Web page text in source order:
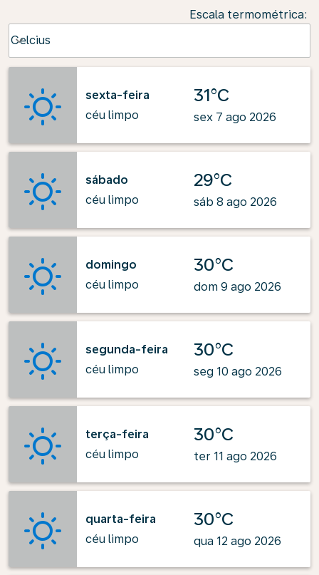
Escala termométrica:
Celcius
keyboard_arrow_down
sexta-feira
céu limpo
31°C
sex 7 ago 2026
sábado
céu limpo
29°C
sáb 8 ago 2026
domingo
céu limpo
30°C
dom 9 ago 2026
segunda-feira
céu limpo
30°C
seg 10 ago 2026
terça-feira
céu limpo
30°C
ter 11 ago 2026
quarta-feira
céu limpo
30°C
qua 12 ago 2026